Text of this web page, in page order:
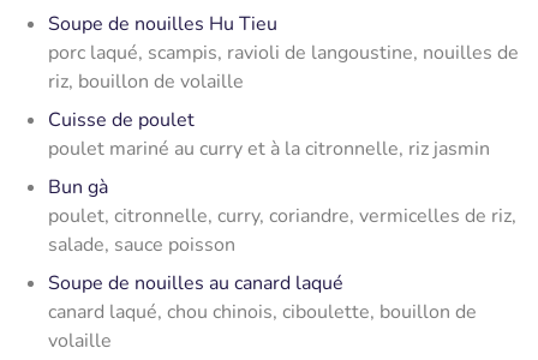
Soupe de nouilles Hu Tieu
porc laqué, scampis, ravioli de langoustine, nouilles de
riz, bouillon de volaille
Cuisse de poulet
poulet mariné au curry et à la citronnelle, riz jasmin
Bun gà
poulet, citronnelle, curry, coriandre, vermicelles de riz,
salade, sauce poisson
Soupe de nouilles au canard laqué
canard laqué, chou chinois, ciboulette, bouillon de
volaille